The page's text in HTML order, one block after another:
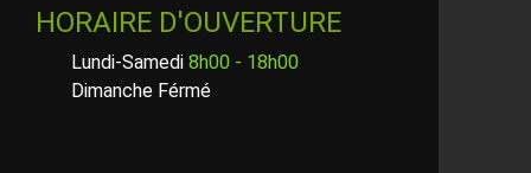
HORAIRE D'OUVERTURE
Lundi-Samedi 8h00 - 18h00
Dimanche Férmé